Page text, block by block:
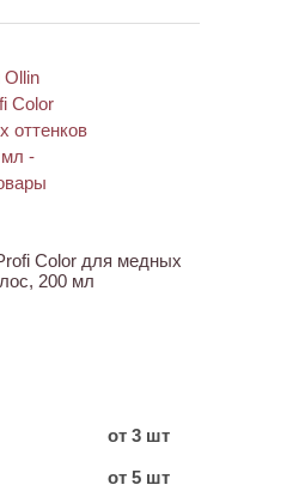
Color для медных
200 мл
от 3 шт
от 5 шт